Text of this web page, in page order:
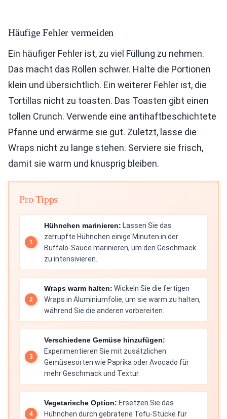
Häufige Fehler vermeiden
Ein häufiger Fehler ist, zu viel Füllung zu nehmen.
Das macht das Rollen schwer. Halte die Portionen
klein und übersichtlich. Ein weiterer Fehler ist, die
Tortillas nicht zu toasten. Das Toasten gibt einen
tollen Crunch. Verwende eine antihaftbeschichtete
Pfanne und erwärme sie gut. Zuletzt, lasse die
Wraps nicht zu lange stehen. Serviere sie frisch,
damit sie warm und knusprig bleiben.
Pro Tipps
Hühnchen marinieren: Lassen Sie das
zerrupfte Hühnchen einige Minuten in der
Buffalo-Sauce marinieren, um den Geschmack
zu intensivieren.
Wraps warm halten: Wickeln Sie die fertigen
Wraps in Aluminiumfolie, um sie warm zu halten,
während Sie die anderen vorbereiten.
Verschiedene Gemüse hinzufügen:
Experimentieren Sie mit zusätzlichen
Gemüsesorten wie Paprika oder Avocado für
mehr Geschmack und Textur.
Vegetarische Option: Ersetzen Sie das
Hühnchen durch gebratene Tofu-Stücke für